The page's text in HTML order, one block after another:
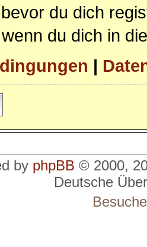
du dich
du dich in
|
by phpBB © 2000,
Deutsche